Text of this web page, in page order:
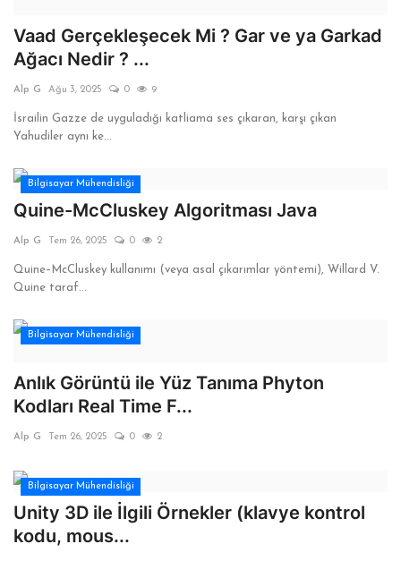
Vaad Gerçekleşecek Mi ? Gar ve ya Garkad
Ağacı Nedir ? ...
Alp G Ağu 3, 2025 0 9
İsrailin Gazze de uyguladığı katliama ses çıkaran, karşı çıkan
Yahudiler aynı ke...
Bilgisayar Mühendisliği
Quine-McCluskey Algoritması Java
Alp G Tem 26, 2025 0 2
Quine–McCluskey kullanımı (veya asal çıkarımlar yöntemi), Willard V.
Quine taraf...
Bilgisayar Mühendisliği
Anlık Görüntü ile Yüz Tanıma Phyton
Kodları Real Time F...
Alp G Tem 26, 2025 0 2
Bilgisayar Mühendisliği
Unity 3D ile İlgili Örnekler (klavye kontrol
kodu, mous...